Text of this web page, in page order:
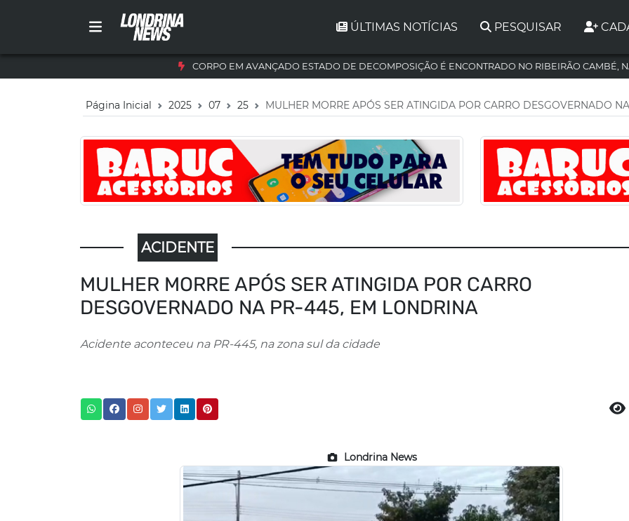
ÚLTIMAS NOTÍCIAS PESQUISAR
CORPO EM AVANÇADO ESTADO DE DECOMPOSIÇÃO É ENCONTRADO NO RIBEIRÃO CAMBÉ,
Página Inicial 2025 07 25 MULHER MORRE APÓS SER ATINGIDA POR CARRO DESGOVERNADO
ACIDENTE
MULHER MORRE APÓS SER ATINGIDA POR CARRO
DESGOVERNADO NA PR-445, EM LONDRINA
Acidente aconteceu na PR-445, na zona sul da cidade
Londrina News